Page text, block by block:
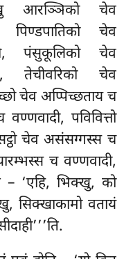
आरञ्ञिको चेव
चेव
पंसुकूलिको चेव
तेचीवरिको चेव
चेव अप्पिच्छताय च
वण्णवादी, पविवित्तो
चेव असंसग्गस्स च
च वण्णवादी,
‘एहि, भिक्खु, को
सिक्खाकामो वतायं